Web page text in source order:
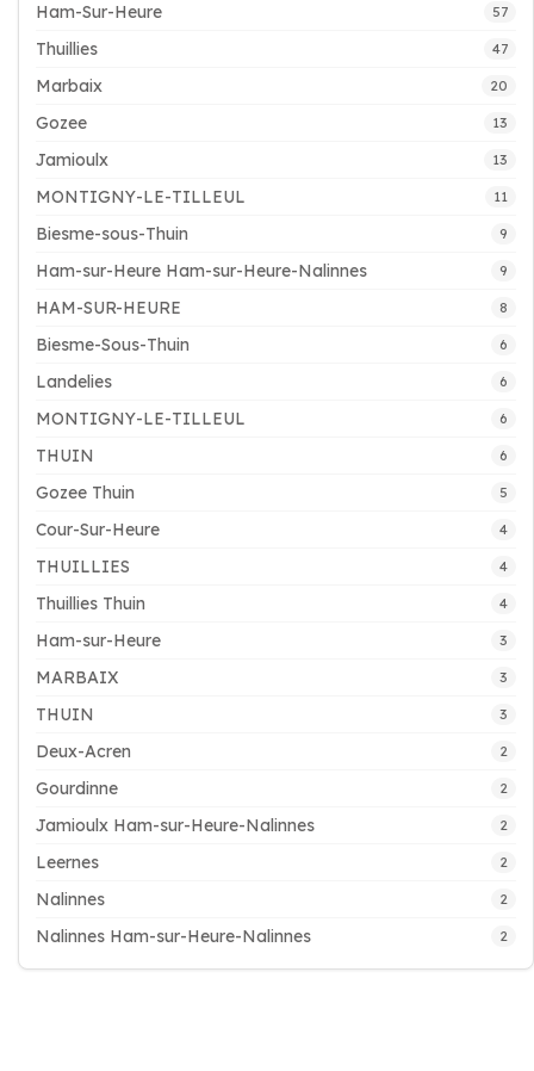
Ham-Sur-Heure 57
Thuillies 47
Marbaix 20
Gozee 13
Jamioulx 13
MONTIGNY-LE-TILLEUL 11
Biesme-sous-Thuin 9
Ham-sur-Heure Ham-sur-Heure-Nalinnes 9
HAM-SUR-HEURE 8
Biesme-Sous-Thuin 6
Landelies 6
MONTIGNY-LE-TILLEUL 6
THUIN 6
Gozee Thuin 5
Cour-Sur-Heure 4
THUILLIES 4
Thuillies Thuin 4
Ham-sur-Heure 3
MARBAIX 3
THUIN 3
Deux-Acren 2
Gourdinne 2
Jamioulx Ham-sur-Heure-Nalinnes 2
Leernes 2
Nalinnes 2
Nalinnes Ham-sur-Heure-Nalinnes 2